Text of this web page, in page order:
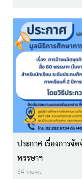
ประกาศ เรื่องการจั
พรรษาฯ
64 views